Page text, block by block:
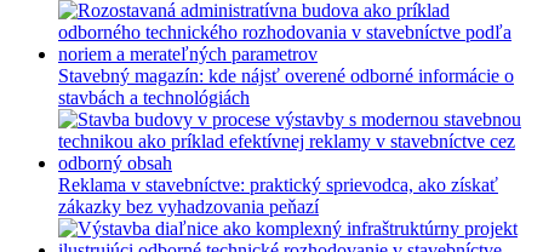
Stavebný magazín: kde nájsť overené odborné informácie o
stavbách a technológiách
Reklama v stavebníctve: praktický sprievodca, ako získať
zákazky bez vyhadzovania peňazí